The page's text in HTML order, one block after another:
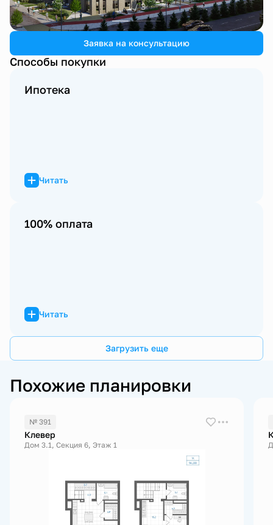
1 / 3
Заявка на консультацию
Способы покупки
Ипотека
Читать
100% оплата
Читать
Загрузить еще
Похожие планировки
№ 391
Клевер
Дом 3.1, Секция 6, Этаж 1